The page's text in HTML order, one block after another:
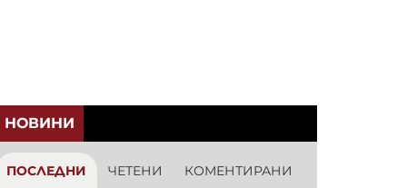
НОВИНИ
ПОСЛЕДНИ ЧЕТЕНИ КОМЕНТИРАНИ